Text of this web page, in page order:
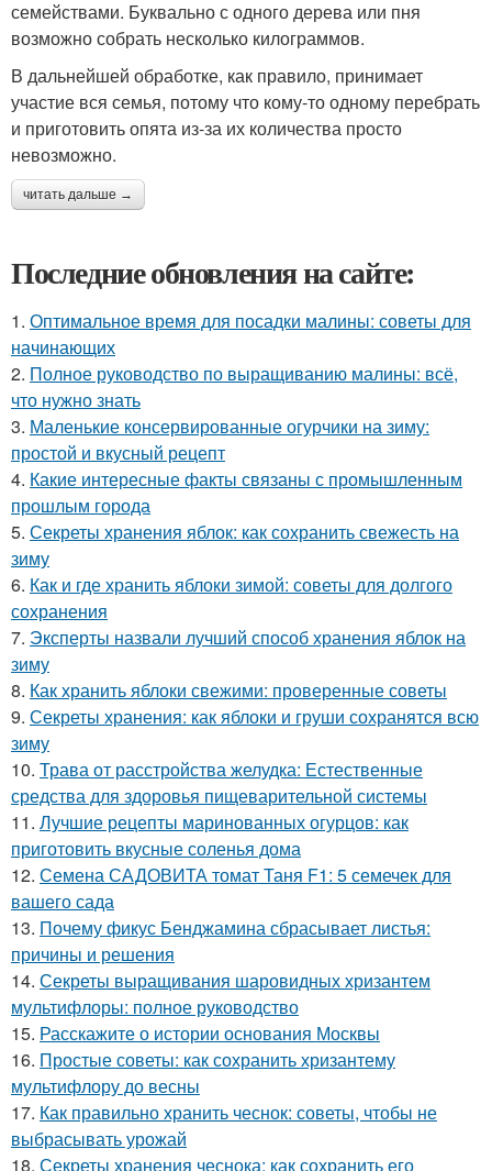
семействами. Буквально с одного дерева или пня
возможно собрать несколько килограммов.
В дальнейшей обработке, как правило, принимает
участие вся семья, потому что кому-то одному перебрать
и приготовить опята из-за их количества просто
невозможно.
читать дальше →
Последние обновления на сайте:
1. Оптимальное время для посадки малины: советы для
начинающих
2. Полное руководство по выращиванию малины: всё,
что нужно знать
3. Маленькие консервированные огурчики на зиму:
простой и вкусный рецепт
4. Какие интересные факты связаны с промышленным
прошлым города
5. Секреты хранения яблок: как сохранить свежесть на
зиму
6. Как и где хранить яблоки зимой: советы для долгого
сохранения
7. Эксперты назвали лучший способ хранения яблок на
зиму
8. Как хранить яблоки свежими: проверенные советы
9. Секреты хранения: как яблоки и груши сохранятся всю
зиму
10. Трава от расстройства желудка: Естественные
средства для здоровья пищеварительной системы
11. Лучшие рецепты маринованных огурцов: как
приготовить вкусные соленья дома
12. Семена САДОВИТА томат Таня F1: 5 семечек для
вашего сада
13. Почему фикус Бенджамина сбрасывает листья:
причины и решения
14. Секреты выращивания шаровидных хризантем
мультифлоры: полное руководство
15. Расскажите о истории основания Москвы
16. Простые советы: как сохранить хризантему
мультифлору до весны
17. Как правильно хранить чеснок: советы, чтобы не
выбрасывать урожай
18. Секреты хранения чеснока: как сохранить его